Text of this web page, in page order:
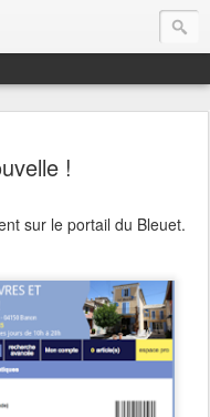
!
sur le portail du Bleuet.